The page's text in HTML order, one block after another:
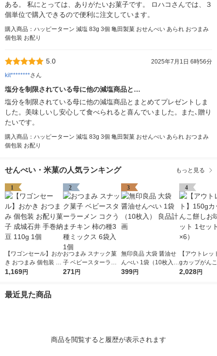
ある。 私にとっては、ありがたいお菓子です。 ロハコさんでは、３
個単位で購入できるので便利に注文しています。
購入商品：ハッピーターン 減塩 83g 3個 亀田製菓 おせんべい あられ おつまみ
個包装 お配り
5.0
2025年7月1日 6時56分
kit********さん
塩分を制限されている母に他の減塩商品と…
塩分を制限されている母に他の減塩商品とまとめてプレゼントしま
した。美味しいし安心して食べられると喜んでいました。また､贈り
たいです。
購入商品：ハッピーターン 減塩 83g 3個 亀田製菓 おせんべい あられ おつまみ
個包装 お配り
せんべい・米菓の人気ランキング もっと見る
1
【ワゴンセール】おか
き おつまみ 個包装 お
配り菓子 成城石井 手
1,169円
2
おつまみ スナック菓
子 ベビースターラー
メン コクうまチキン
271円
3
無印良品 大袋 醤油せ
んべい 1袋（10枚入）
良品計画
399円
4
【アウトレ
gカップがん
味 1セット 1
2,028円
最近見た商品
商品を閲覧すると履歴が表示されます